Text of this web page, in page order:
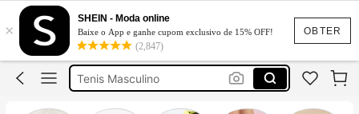
OBTER
×
SHEIN - Moda online
Baixe o App e ganhe cupom exclusivo de 15% OFF!
(2,847)
Sandália
Tenis Feminino
Bota
Tenis Masculino